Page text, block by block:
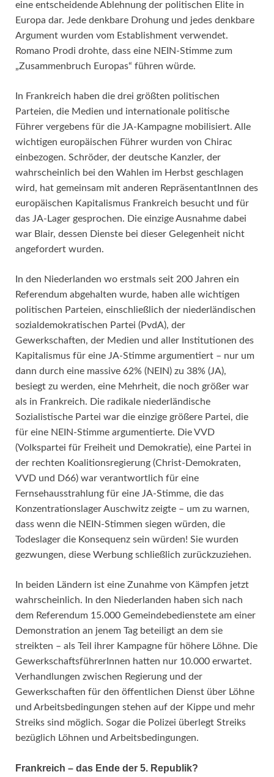
eine entscheidende Ablehnung der politischen Elite in
Europa dar. Jede denkbare Drohung und jedes denkbare
Argument wurden vom Establishment verwendet.
Romano Prodi drohte, dass eine NEIN-Stimme zum
„Zusammenbruch Europas“ führen würde.
In Frankreich haben die drei größten politischen
Parteien, die Medien und internationale politische
Führer vergebens für die JA-Kampagne mobilisiert. Alle
wichtigen europäischen Führer wurden von Chirac
einbezogen. Schröder, der deutsche Kanzler, der
wahrscheinlich bei den Wahlen im Herbst geschlagen
wird, hat gemeinsam mit anderen RepräsentantInnen des
europäischen Kapitalismus Frankreich besucht und für
das JA-Lager gesprochen. Die einzige Ausnahme dabei
war Blair, dessen Dienste bei dieser Gelegenheit nicht
angefordert wurden.
In den Niederlanden wo erstmals seit 200 Jahren ein
Referendum abgehalten wurde, haben alle wichtigen
politischen Parteien, einschließlich der niederländischen
sozialdemokratischen Partei (PvdA), der
Gewerkschaften, der Medien und aller Institutionen des
Kapitalismus für eine JA-Stimme argumentiert – nur um
dann durch eine massive 62% (NEIN) zu 38% (JA),
besiegt zu werden, eine Mehrheit, die noch größer war
als in Frankreich. Die radikale niederländische
Sozialistische Partei war die einzige größere Partei, die
für eine NEIN-Stimme argumentierte. Die VVD
(Volkspartei für Freiheit und Demokratie), eine Partei in
der rechten Koalitionsregierung (Christ-Demokraten,
VVD und D66) war verantwortlich für eine
Fernsehausstrahlung für eine JA-Stimme, die das
Konzentrationslager Auschwitz zeigte – um zu warnen,
dass wenn die NEIN-Stimmen siegen würden, die
Todeslager die Konsequenz sein würden! Sie wurden
gezwungen, diese Werbung schließlich zurückzuziehen.
In beiden Ländern ist eine Zunahme von Kämpfen jetzt
wahrscheinlich. In den Niederlanden haben sich nach
dem Referendum 15.000 Gemeindebedienstete am einer
Demonstration an jenem Tag beteiligt an dem sie
streikten – als Teil ihrer Kampagne für höhere Löhne. Die
GewerkschaftsführerInnen hatten nur 10.000 erwartet.
Verhandlungen zwischen Regierung und der
Gewerkschaften für den öffentlichen Dienst über Löhne
und Arbeitsbedingungen stehen auf der Kippe und mehr
Streiks sind möglich. Sogar die Polizei überlegt Streiks
bezüglich Löhnen und Arbeitsbedingungen.
Frankreich – das Ende der 5. Republik?